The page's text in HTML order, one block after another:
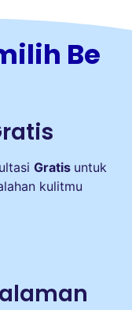
Be
Gratis untuk
kulitmu